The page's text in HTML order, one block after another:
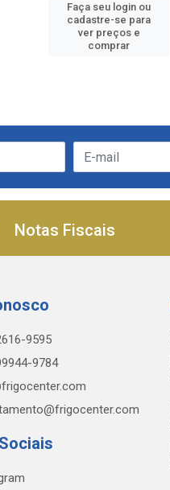
Faça seu login ou
cadastre-se para
ver preços e
comprar
Notas Fiscais
9595
9784